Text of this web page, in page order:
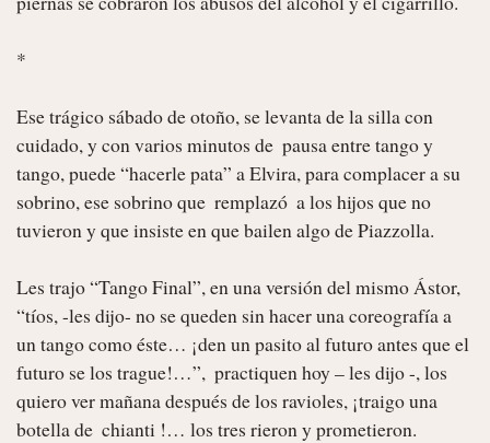
*
Ese trágico sábado de otoño, se levanta de la silla con
cuidado, y con varios minutos de  pausa entre tango y
tango, puede “hacerle pata” a Elvira, para complacer a su
sobrino, ese sobrino que  remplazó  a los hijos que no
tuvieron y que insiste en que bailen algo de Piazzolla.
Les trajo “Tango Final”, en una versión del mismo Ástor,
“tíos, -les dijo- no se queden sin hacer una coreografía a
un tango como éste… ¡den un pasito al futuro antes que el
futuro se los trague!…”,  practiquen hoy – les dijo -, los
quiero ver mañana después de los ravioles, ¡traigo una
botella de  chianti !… los tres rieron y prometieron.